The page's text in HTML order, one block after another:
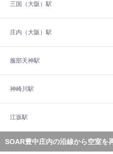
三国（大阪）駅
庄内（大阪）駅
服部天神駅
神崎川駅
江坂駅
SOAR豊中庄内の沿線から空室を